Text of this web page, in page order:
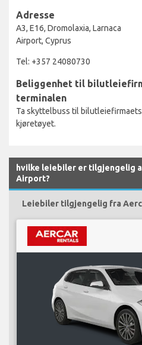
Adresse
A3, E16, Dromolaxia, Larnaca
Airport, Cyprus
Tel: +357 24080730
Beliggenhet til
terminalen
Ta skyttelbuss til
kjøretøyet.
hvilke leiebiler er tilgjengelig
Airport?
Leiebiler tilgjengelig fra